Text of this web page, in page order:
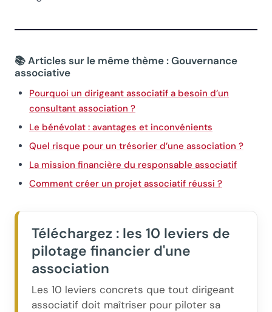
📚 Articles sur le même thème : Gouvernance
associative
Pourquoi un dirigeant associatif a besoin d’un
consultant association ?
Le bénévolat : avantages et inconvénients
Quel risque pour un trésorier d’une association ?
La mission financière du responsable associatif
Comment créer un projet associatif réussi ?
Téléchargez : les 10 leviers de
pilotage financier d'une
association
Les 10 leviers concrets que tout dirigeant
associatif doit maîtriser pour piloter sa